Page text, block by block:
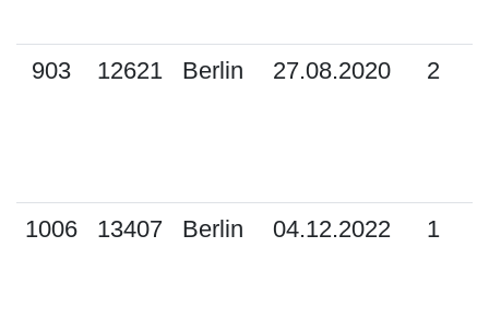
903 12621 Berlin 27.08.2020 2
1006 13407 Berlin 04.12.2022 1